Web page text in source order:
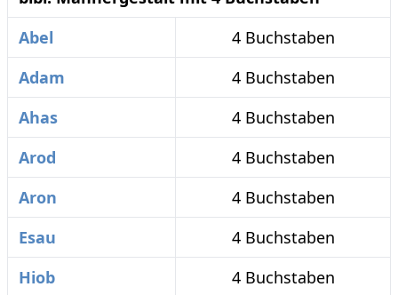
Abel
4 Buchstaben
Adam
4 Buchstaben
Ahas
4 Buchstaben
Arod
4 Buchstaben
Aron
4 Buchstaben
Esau
4 Buchstaben
Hiob
4 Buchstaben